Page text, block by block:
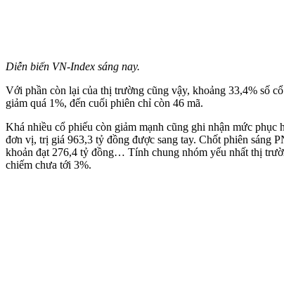
Diễn biến VN-Index sáng nay.
Với phần còn lại của thị trường cũng vậy, khoảng 33,4% số
giảm quá 1%, đến cuối phiên chỉ còn 46 mã.
Khá nhiều cổ phiếu còn giảm mạnh cũng ghi nhận mức
đơn vị, trị giá 963,3 tỷ đồng được sang tay. Chốt phiên sáng
khoản đạt 276,4 tỷ đồng… Tính chung nhóm yếu nhất thị
chiếm chưa tới 3%.